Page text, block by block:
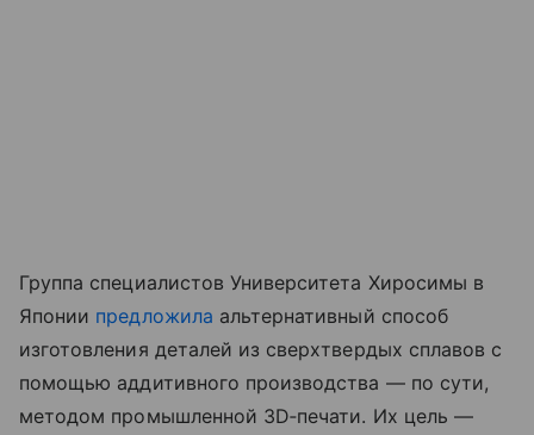
Группа специалистов Университета Хиросимы в
Японии предложила альтернативный способ
изготовления деталей из сверхтвердых сплавов с
помощью аддитивного производства — по сути,
методом промышленной 3D‑печати. Их цель —